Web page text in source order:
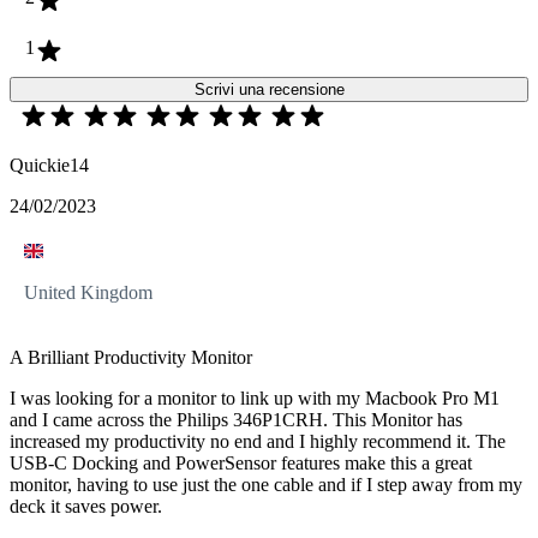
1
Scrivi una recensione
Quickie14
24/02/2023
United Kingdom
A Brilliant Productivity Monitor
I was looking for a monitor to link up with my Macbook Pro M1
and I came across the Philips 346P1CRH. This Monitor has
increased my productivity no end and I highly recommend it. The
USB-C Docking and PowerSensor features make this a great
monitor, having to use just the one cable and if I step away from my
deck it saves power.